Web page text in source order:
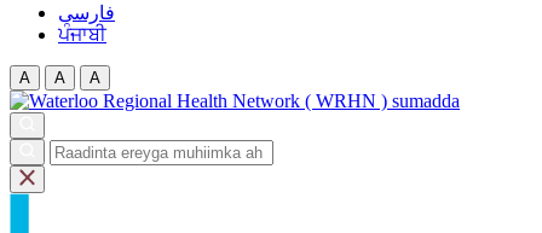
فارسی
ਪੰਜਾਬੀ
A A A